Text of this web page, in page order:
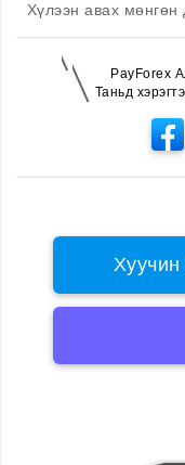
Хүлээн авах мөнгөн
PayForex
Таньд
Хуучин